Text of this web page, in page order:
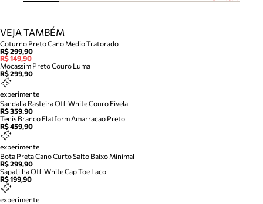
VEJA TAMBÉM
Coturno Preto Cano Medio Tratorado
R$ 299,90
R$ 149,90
Mocassim Preto Couro Luma
R$ 299,90
experimente
Sandalia Rasteira Off-White Couro Fivela
R$ 359,90
Tenis Branco Flatform Amarracao Preto
R$ 459,90
experimente
Bota Preta Cano Curto Salto Baixo Minimal
R$ 299,90
Sapatilha Off-White Cap Toe Laco
R$ 199,90
experimente